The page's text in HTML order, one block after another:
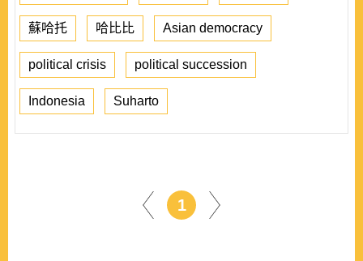
蘇哈托 哈比比 Asian democracy
political crisis political succession
Indonesia Suharto
1